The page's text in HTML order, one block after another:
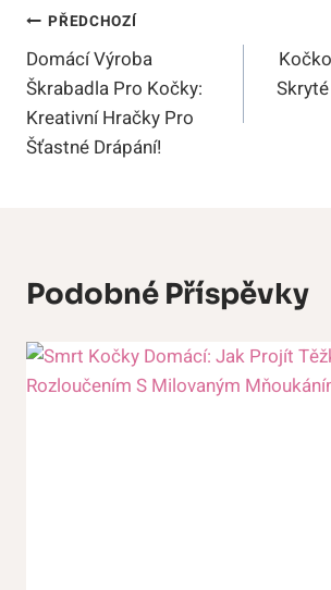
Navigace
Pro
Příspěvek
PŘEDCHOZÍ
Domácí Výroba
Škrabadla Pro Kočky:
Kreativní Hračky Pro
Šťastné Drápání!
Podobné Příspěvky